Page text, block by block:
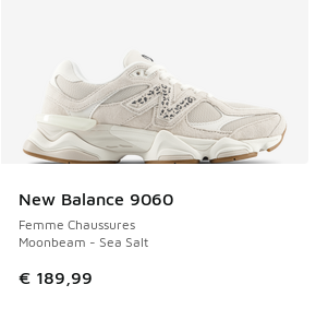
New Balance 9060
Femme Chaussures
Moonbeam - Sea Salt
€ 189,99